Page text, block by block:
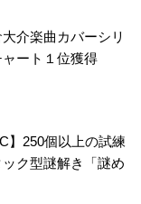
介楽曲カバーシリ
ート１位獲得
】250個以上の試練
ク型謎解き「謎め